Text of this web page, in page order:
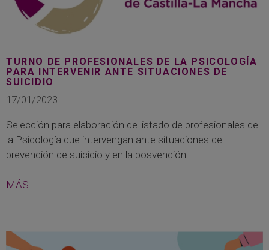
TURNO DE PROFESIONALES DE LA PSICOLOGÍA
PARA INTERVENIR ANTE SITUACIONES DE
SUICIDIO
17/01/2023
Selección para elaboración de listado de profesionales de
la Psicología que intervengan ante situaciones de
prevención de suicidio y en la posvención.
MÁS